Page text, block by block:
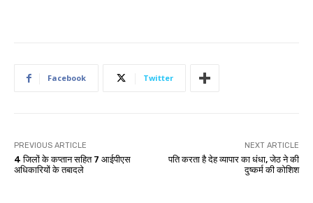
Facebook Twitter
PREVIOUS ARTICLE
4 जिलों के कप्तान सहित 7 आईपीएस
अधिकारियों के तबादले
NEXT ARTICLE
पति करता है देह व्यापार का धंधा, जेठ ने की
दुष्कर्म की कोशिश